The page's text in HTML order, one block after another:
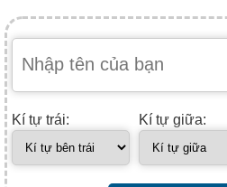
Kí tự trái: Kí tự giữa: